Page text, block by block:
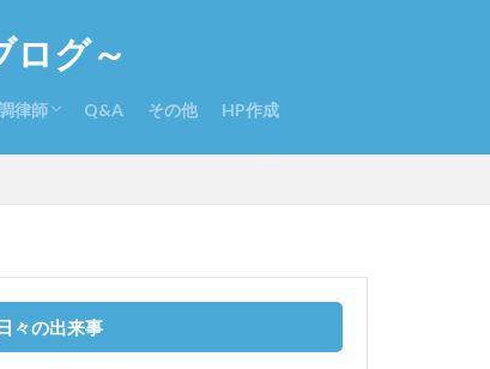
ログ～
らに詳しい経歴
eコンクール体験記
律師
調律師になるには
調律関係書籍
Q&A その他 HP作成
々の出来事